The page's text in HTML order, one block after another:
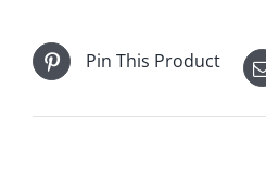
Pin This Product